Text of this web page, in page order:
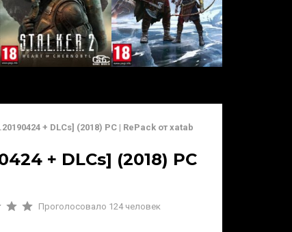
+ DLCs] (2018) PC | RePack от xatab
+ DLCs] (2018) PC
Проголосовало 124человек